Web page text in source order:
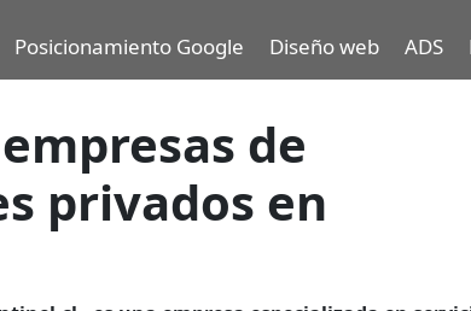
Posicionamiento Google Diseño web ADS
de
privados en